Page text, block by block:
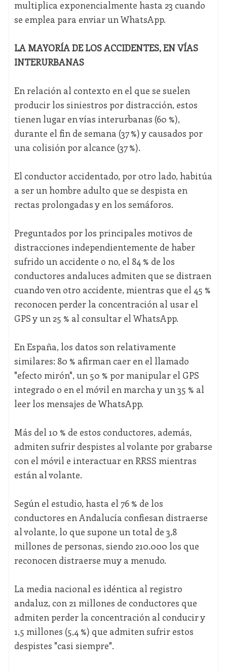
multiplica exponencialmente hasta 23 cuando
se emplea para enviar un WhatsApp.
LA MAYORÍA DE LOS ACCIDENTES, EN VÍAS
INTERURBANAS
En relación al contexto en el que se suelen
producir los siniestros por distracción, estos
tienen lugar en vías interurbanas (60 %),
durante el fin de semana (37 %) y causados por
una colisión por alcance (37 %).
El conductor accidentado, por otro lado, habitúa
a ser un hombre adulto que se despista en
rectas prolongadas y en los semáforos.
Preguntados por los principales motivos de
distracciones independientemente de haber
sufrido un accidente o no, el 84 % de los
conductores andaluces admiten que se distraen
cuando ven otro accidente, mientras que el 45 %
reconocen perder la concentración al usar el
GPS y un 25 % al consultar el WhatsApp.
En España, los datos son relativamente
similares: 80 % afirman caer en el llamado
"efecto mirón", un 50 % por manipular el GPS
integrado o en el móvil en marcha y un 35 % al
leer los mensajes de WhatsApp.
Más del 10 % de estos conductores, además,
admiten sufrir despistes al volante por grabarse
con el móvil e interactuar en RRSS mientras
están al volante.
Según el estudio, hasta el 76 % de los
conductores en Andalucía confiesan distraerse
al volante, lo que supone un total de 3,8
millones de personas, siendo 210.000 los que
reconocen distraerse muy a menudo.
La media nacional es idéntica al registro
andaluz, con 21 millones de conductores que
admiten perder la concentración al conducir y
1,5 millones (5,4 %) que admiten sufrir estos
despistes "casi siempre".